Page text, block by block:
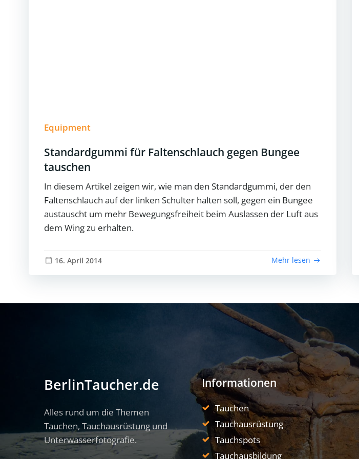
Equipment
Standardgummi für Faltenschlauch gegen Bungee
tauschen
In diesem Artikel zeigen wir, wie man den Standardgummi, der den
Faltenschlauch auf der linken Schulter halten soll, gegen ein Bungee
austauscht um mehr Bewegungsfreiheit beim Auslassen der Luft aus
dem Wing zu erhalten.
16. April 2014 Mehr lesen
BerlinTaucher.de
Alles rund um die Themen
Tauchen, Tauchausrüstung und
Unterwasserfotografie.
Informationen
Tauchen
Tauchausrüstung
Tauchspots
Tauchausbildung